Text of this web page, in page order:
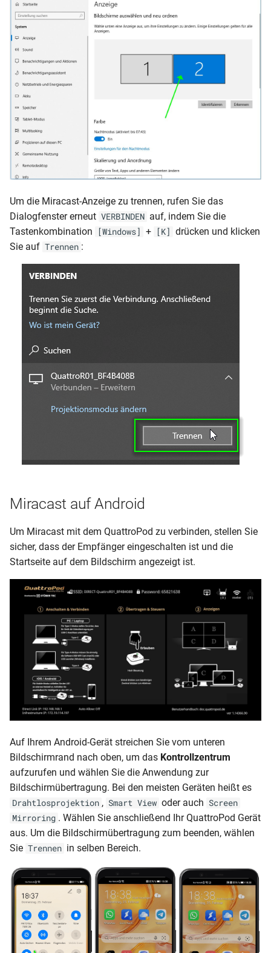
Um die Miracast-Anzeige zu trennen, rufen Sie das
Dialogfenster erneut VERBINDEN auf, indem Sie die
Tastenkombination
[Windows] + [K]
drücken und klicken
Sie auf Trennen :
Miracast auf Android
Um Miracast mit dem QuattroPod zu verbinden, stellen Sie
sicher, dass der Empfänger eingeschalten ist und die
Startseite auf dem Bildschirm angezeigt ist.
Auf Ihrem Android-Gerät streichen Sie vom unteren
Bildschirmrand nach oben, um das Kontrollzentrum
aufzurufen und wählen Sie die Anwendung zur
Bildschirmübertragung. Bei den meisten Geräten heißt es
Drahtlosprojektion , Smart View oder auch Screen
Mirroring . Wählen Sie anschließend Ihr QuattroPod Gerät
aus. Um die Bildschirmübertragung zum beenden, wählen
Sie Trennen in selben Bereich.